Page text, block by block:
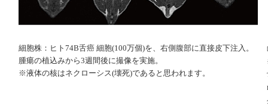
細胞株：ヒト74B舌癌 細胞(100万個)を、右側腹部に直接皮下注入。
腫瘍の植込みから3週間後に撮像を実施。
※液体の核はネクローシス(壊死)であると思われます。